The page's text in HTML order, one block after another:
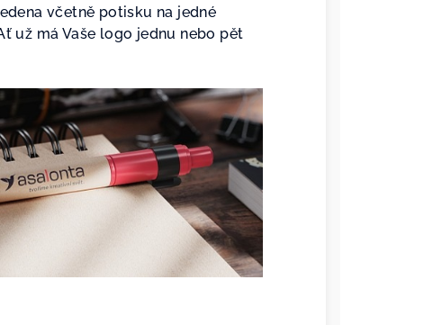
včetně potisku na jedné
už má Vaše logo jednu nebo pět